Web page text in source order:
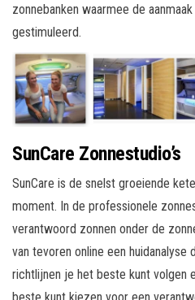
zonnebanken waarmee de
gestimuleerd.
SunCare Zonnestudio’s
SunCare is de snelst groeiende
moment. In de professionele
verantwoord zonnen onder de
van tevoren online een
richtlijnen je het beste kunt volgen
beste kunt kiezen voor een